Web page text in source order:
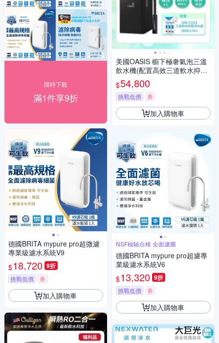
限時下殺
滿1件享9折
德國BRITA mypure pro超微濾
專業級濾水系統V9
$18,720 9折
挑戰低價 券
加入購物車
美國OASIS 櫥下極奢氣泡三溫
飲水機(配置高效三道軟水抑菌
淨水器)
$54,800
挑戰低價 券
加入購物車
NSF檢驗合格 全面濾菌
德國BRITA mypure pro超濾專
業級濾水系統V6
$13,320 9折
挑戰低價 券
加入購物車